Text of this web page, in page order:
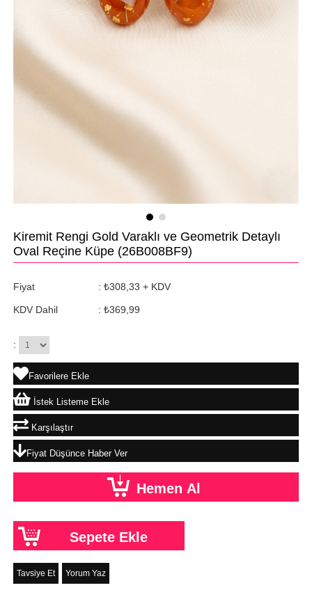
Kiremit Rengi Gold Varaklı ve Geometrik Detaylı
Oval Reçine Küpe (26B008BF9)
Fiyat : ₺308,33 + KDV
KDV Dahil : ₺369,99
:
Favorilere Ekle
İstek Listeme Ekle
Karşılaştır
Fiyat Düşünce Haber Ver
Tavsiye Et Yorum Yaz